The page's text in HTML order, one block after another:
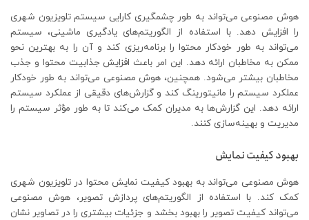
هوش مصنوعی می‌تواند به طور چشمگیری کارایی سیستم تلویزیون شهری
را افزایش دهد. با استفاده از الگوریتم‌های یادگیری ماشینی، سیستم
می‌تواند به طور خودکار محتوا را برنامه‌ریزی کند و آن را به بهترین نحو
ممکن به مخاطبان ارائه دهد. این امر باعث افزایش جذابیت محتوا و جذب
مخاطبان بیشتر می‌شود. همچنین، هوش مصنوعی می‌تواند به طور خودکار
عملکرد سیستم را مانیتورینگ کند و گزارش‌های دقیقی از عملکرد سیستم
ارائه دهد. این گزارش‌ها به مدیران کمک می‌کند تا به طور مؤثر سیستم را
مدیریت و بهینه‌سازی کنند.
بهبود کیفیت نمایش
هوش مصنوعی می‌تواند به بهبود کیفیت نمایش محتوا در تلویزیون شهری
کمک کند. با استفاده از الگوریتم‌های پردازش تصویر، هوش مصنوعی
می‌تواند کیفیت تصویر را بهبود بخشد و جزئیات بیشتری را در تصاویر نشان